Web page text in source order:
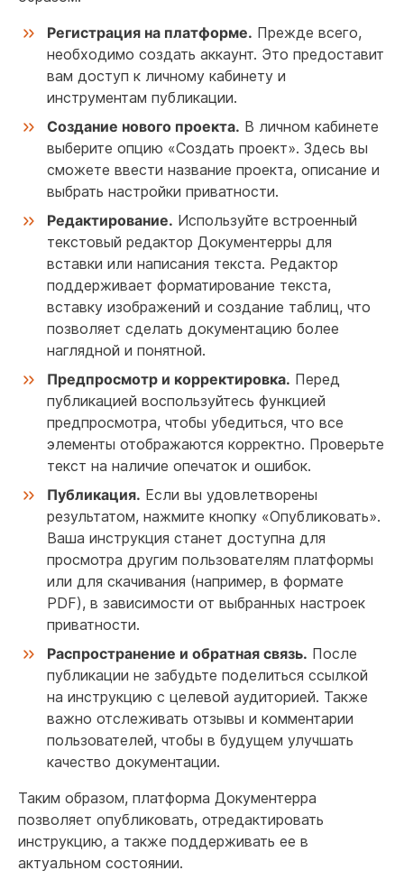
Регистрация на платформе. Прежде всего,
необходимо создать аккаунт. Это предоставит
вам доступ к личному кабинету и
инструментам публикации.
Создание нового проекта. В личном кабинете
выберите опцию «Создать проект». Здесь вы
сможете ввести название проекта, описание и
выбрать настройки приватности.
Редактирование. Используйте встроенный
текстовый редактор Документерры для
вставки или написания текста. Редактор
поддерживает форматирование текста,
вставку изображений и создание таблиц, что
позволяет сделать документацию более
наглядной и понятной.
Предпросмотр и корректировка. Перед
публикацией воспользуйтесь функцией
предпросмотра, чтобы убедиться, что все
элементы отображаются корректно. Проверьте
текст на наличие опечаток и ошибок.
Публикация. Если вы удовлетворены
результатом, нажмите кнопку «Опубликовать».
Ваша инструкция станет доступна для
просмотра другим пользователям платформы
или для скачивания (например, в формате
PDF), в зависимости от выбранных настроек
приватности.
Распространение и обратная связь. После
публикации не забудьте поделиться ссылкой
на инструкцию с целевой аудиторией. Также
важно отслеживать отзывы и комментарии
пользователей, чтобы в будущем улучшать
качество документации.
Таким образом, платформа Документерра
позволяет опубликовать, отредактировать
инструкцию, а также поддерживать ее в
актуальном состоянии.